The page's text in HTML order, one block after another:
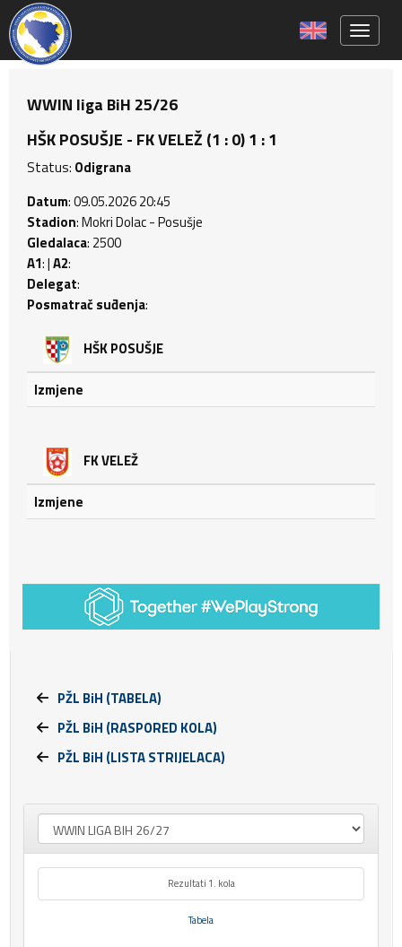
WWIN liga BiH 25/26
HŠK POSUŠJE - FK VELEŽ (1 : 0) 1 : 1
Status: Odigrana
Datum: 09.05.2026 20:45
Stadion: Mokri Dolac - Posušje
Gledalaca: 2500
A1: |A2:
Delegat:
Posmatrač suđenja:
HŠK POSUŠJE
Izmjene
FK VELEŽ
Izmjene
PŽL BiH (TABELA)
PŽL BiH (RASPORED KOLA)
PŽL BiH (LISTA STRIJELACA)
Rezultati 1. kola
Tabela